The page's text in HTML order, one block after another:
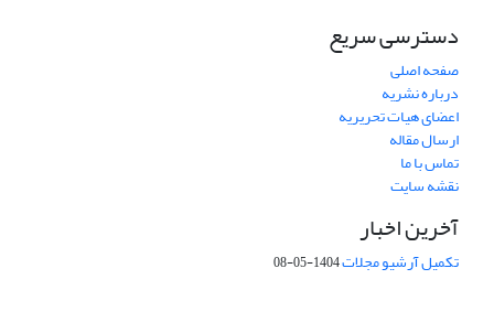
دسترسی سریع
صفحه اصلی
درباره نشریه
اعضای هیات تحریریه
ارسال مقاله
تماس با ما
نقشه سایت
آخرین اخبار
تکمیل آرشیو مجلات1404-05-08